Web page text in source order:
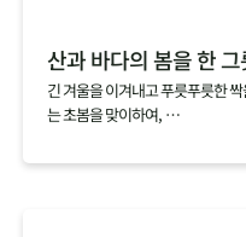
산과 바다의 봄을 한
긴 겨울을 이겨내고 푸릇푸릇한
는 초봄을 맞이하여,